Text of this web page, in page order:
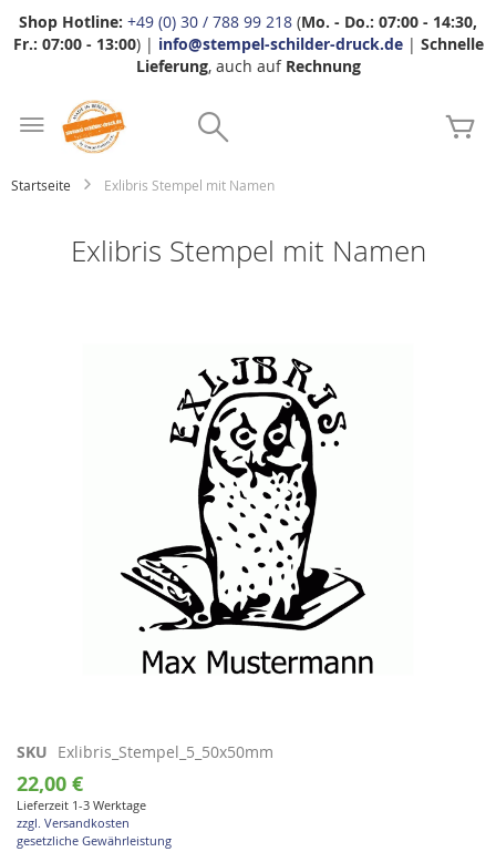
Shop Hotline: +49 (0) 30 / 788 99 218 (Mo. - Do.: 07:00 - 14:30,
Fr.: 07:00 - 13:00) | info@stempel-schilder-druck.de| Schnelle
Lieferung, auch auf Rechnung
Startseite Exlibris Stempel mit Namen
Exlibris Stempel mit Namen
Zum
Anfang
der
Bildgalerie
springen
SKU Exlibris_Stempel_5_50x50mm
22,00 €
Lieferzeit 1-3 Werktage
zzgl. Versandkosten
gesetzliche Gewährleistung